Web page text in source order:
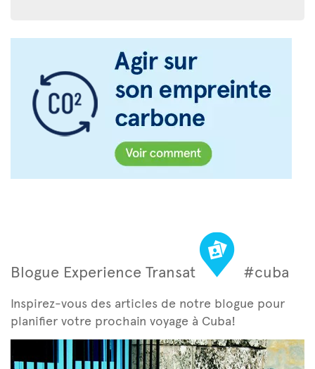
Blogue Experience Transat #cuba
Inspirez-vous des articles de notre blogue pour
planifier votre prochain voyage à Cuba!